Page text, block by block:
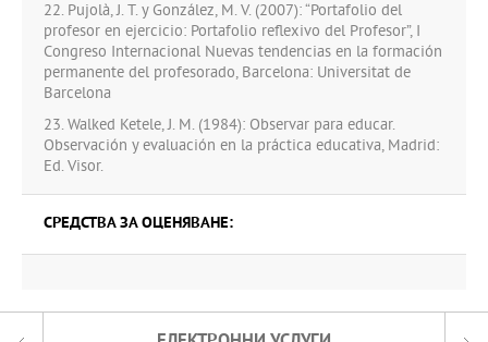
22. Pujolà, J. T. y González, M. V. (2007): “Portafolio del
profesor en ejercicio: Portafolio reflexivo del Profesor”, I
Congreso Internacional Nuevas tendencias en la formación
permanente del profesorado, Barcelona: Universitat de
Barcelona
23. Walked Ketele, J. M. (1984): Observar para educar.
Observación y evaluación en la práctica educativa, Madrid:
Ed. Visor.
СРЕДСТВА ЗА ОЦЕНЯВАНЕ: